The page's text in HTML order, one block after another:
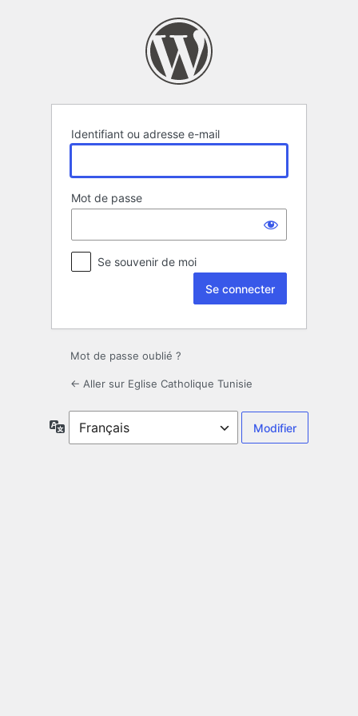
Identifiant ou adresse e-mail
Mot de passe
Se souvenir de moi
Mot de passe oublié ?
← Aller sur Eglise Catholique Tunisie
Langue